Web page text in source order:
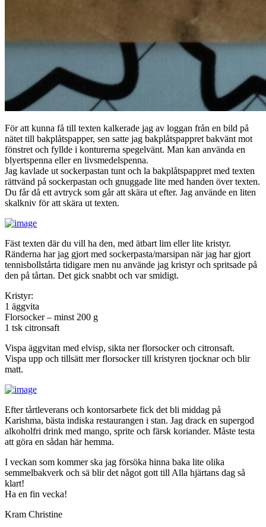
För att kunna få till texten kalkerade jag av loggan från en bild på
nätet till bakplåtspapper, sen satte jag bakplåtspappret bakvänt mot
fönstret och fyllde i konturerna spegelvänt. Man kan använda en
blyertspenna eller en livsmedelspenna.
Jag kavlade ut sockerpastan tunt och la bakplåtspappret med texten
rättvänd på sockerpastan och gnuggade lite med handen över texten.
Du får då ett avtryck som går att skära ut efter. Jag använde en liten
skalkniv för att skära ut texten.
Fäst texten där du vill ha den, med ätbart lim eller lite kristyr.
Ränderna har jag gjort med sockerpasta/marsipan när jag har gjort
tennisbollstårta tidigare men nu använde jag kristyr och spritsade på
den på tårtan. Det gick snabbt och var smidigt.
Kristyr:
1 äggvita
Florsocker – minst 200 g
1 tsk citronsaft
Vispa äggvitan med elvisp, sikta ner florsocker och citronsaft.
Vispa upp och tillsätt mer florsocker till kristyren tjocknar och blir
matt.
Efter tårtleverans och kontorsarbete fick det bli middag på
Karishma, bästa indiska restaurangen i stan. Jag drack en supergod
alkoholfri drink med mango, sprite och färsk koriander. Måste testa
att göra en sådan här hemma.
I veckan som kommer ska jag försöka hinna baka lite olika
semmelbakverk och sä blir det något gott till Alla hjärtans dag så
klart!
Ha en fin vecka!
Kram Christine